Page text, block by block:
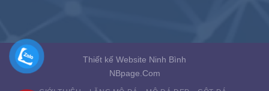
Thiết kế Website Ninh Bình
NBpage.Com